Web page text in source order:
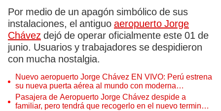
Por medio de un apagón simbólico de sus
instalaciones, el antiguo aeropuerto Jorge
Chávez dejó de operar oficialmente este 01 de
junio. Usuarios y trabajadores se despidieron
con mucha nostalgia.
Nuevo aeropuerto Jorge Chávez EN VIVO: Perú estrena
su nueva puerta aérea al mundo con moderna
infraestructura
Pasajera de Aeropuerto Jorge Chávez despide a
familiar, pero tendrá que recogerlo en el nuevo terminal: